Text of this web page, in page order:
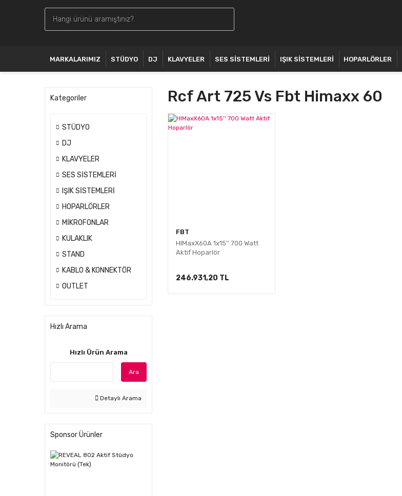
MARKALARIMIZ STÜDYO DJ KLAVYELER SES SİSTEMLERİ IŞIK SİSTEMLERİ HOPARLÖRLER
Kategoriler
STÜDYO
DJ
KLAVYELER
SES SİSTEMLERİ
IŞIK SİSTEMLERİ
HOPARLÖRLER
MİKROFONLAR
KULAKLIK
STAND
KABLO & KONNEKTÖR
OUTLET
Hızlı Arama
Hızlı Ürün Arama
Ara
Detaylı Arama
Sponsor Ürünler
Rcf Art 725 Vs Fbt Himaxx 60
FBT
HIMaxX60A 1x15'' 700 Watt
Aktif Hoparlör
246.931,20 TL
İncele